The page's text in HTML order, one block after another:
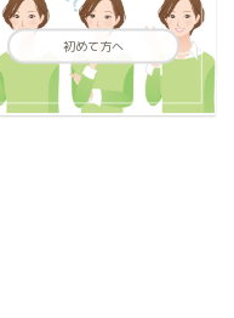
初めて方へ